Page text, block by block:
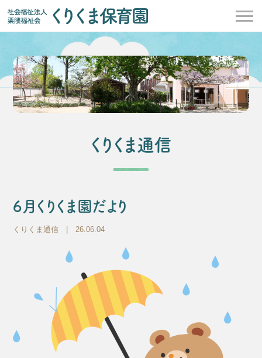
くりくま通信
6月くりくま園だより
くりくま通信 | 26.06.04